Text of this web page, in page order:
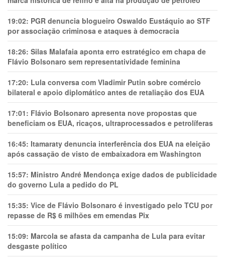
19:02: PGR denuncia blogueiro Oswaldo Eustáquio ao STF
por associação criminosa e ataques à democracia
18:26: Silas Malafaia aponta erro estratégico em chapa de
Flávio Bolsonaro sem representatividade feminina
17:20: Lula conversa com Vladimir Putin sobre comércio
bilateral e apoio diplomático antes de retaliação dos EUA
17:01: Flávio Bolsonaro apresenta nove propostas que
beneficiam os EUA, ricaços, ultraprocessados e petrolíferas
16:45: Itamaraty denuncia interferência dos EUA na eleição
após cassação de visto de embaixadora em Washington
15:57: Ministro André Mendonça exige dados de publicidade
do governo Lula a pedido do PL
15:35: Vice de Flávio Bolsonaro é investigado pelo TCU por
repasse de R$ 6 milhões em emendas Pix
15:09: Marcola se afasta da campanha de Lula para evitar
desgaste político